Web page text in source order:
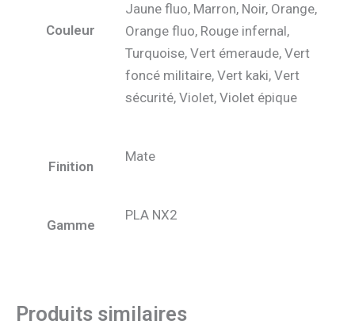
Couleur
Jaune fluo, Marron, Noir, Orange,
Orange fluo, Rouge infernal,
Turquoise, Vert émeraude, Vert
foncé militaire, Vert kaki, Vert
sécurité, Violet, Violet épique
Finition
Mate
Gamme
PLA NX2
Produits similaires